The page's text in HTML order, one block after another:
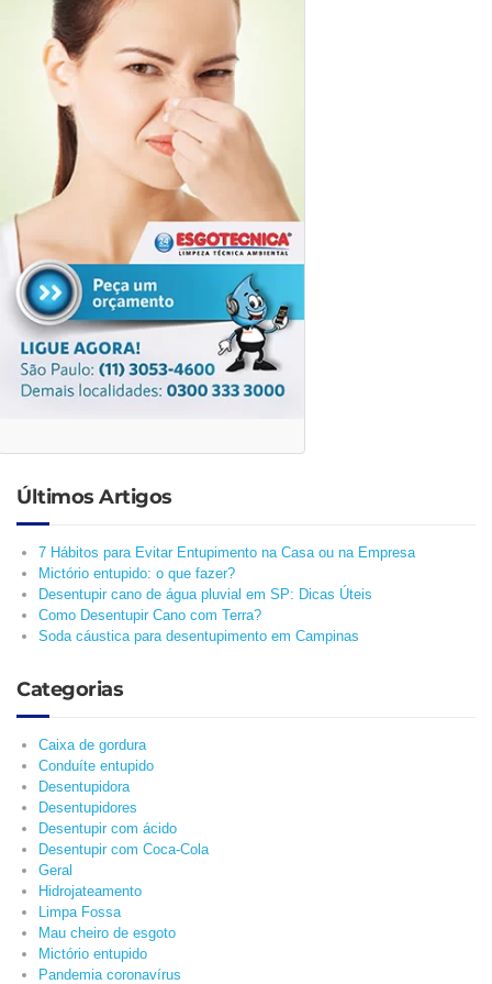
Últimos Artigos
7 Hábitos para Evitar Entupimento na Casa ou na Empresa
Mictório entupido: o que fazer?
Desentupir cano de água pluvial em SP: Dicas Úteis
Como Desentupir Cano com Terra?
Soda cáustica para desentupimento em Campinas
Categorias
Caixa de gordura
Conduíte entupido
Desentupidora
Desentupidores
Desentupir com ácido
Desentupir com Coca-Cola
Geral
Hidrojateamento
Limpa Fossa
Mau cheiro de esgoto
Mictório entupido
Pandemia coronavírus